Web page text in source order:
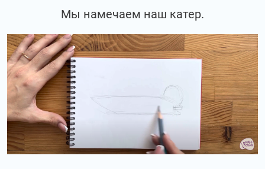
Мы намечаем наш катер.